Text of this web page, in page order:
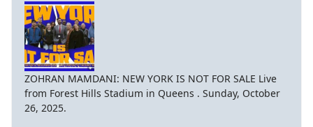
ZOHRAN MAMDANI: NEW YORK IS NOT FOR SALE Live
from Forest Hills Stadium in Queens . Sunday, October
26, 2025.